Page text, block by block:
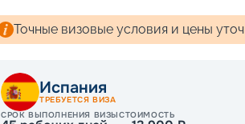
Точные визовые условия и цены
Испания
ТРЕБУЕТСЯ ВИЗА
СРОК ВЫПОЛНЕНИЯ ВИЗЫСТОИМОСТЬ